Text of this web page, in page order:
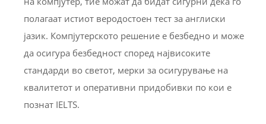
полагаат истиот веродостоен тест за англиски
јазик. Компјутерското решение е безбедно и може
да осигурa безбедност според највисоките
стандарди во светот, мерки за осигурување на
квалитетот и оперативни придобивки по кои е
познат IELTS.